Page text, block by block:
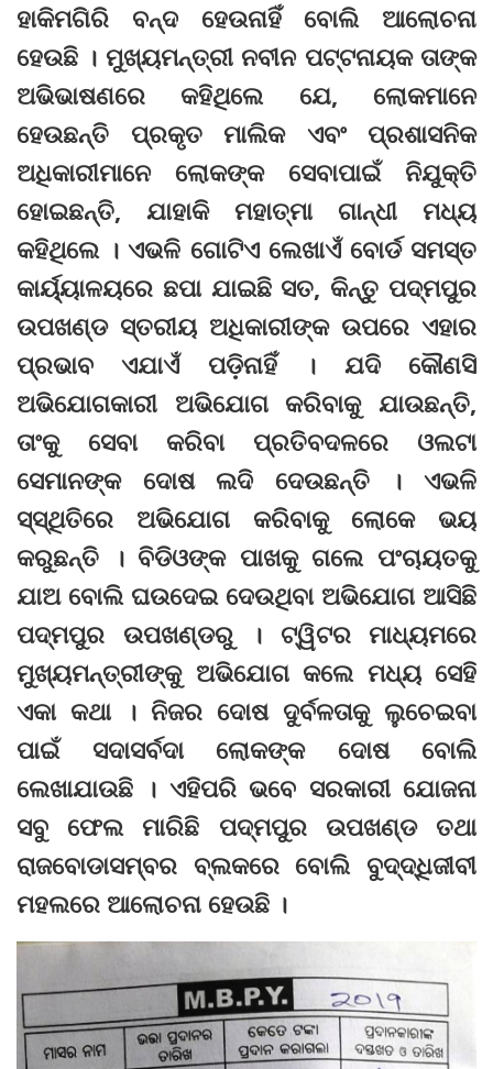
ହାକିମଗିରି ବନ୍ଦ ହେଉନାହିଁ ବୋଲି ଆଲୋଚନା
ହେଉଛି । ମୁଖ୍ୟମନ୍ତ୍ରୀ ନବୀନ ପଟ୍ଟନାୟକ ତାଙ୍କ
ଅଭିଭାଷଣରେ କହିଥିଲେ ଯେ, ଲୋକମାନେ
ହେଉଛନ୍ତି ପ୍ରକୃତ ମାଲିକ ଏବଂ ପ୍ରଶାସନିକ
ଅଧିକାରୀମାନେ ଲୋକଙ୍କ ସେବାପାଇଁ ନିଯୁକ୍ତି
ହୋଇଛନ୍ତି, ଯାହାକି ମହାତ୍ମା ଗାନ୍ଧୀ ମଧ୍ୟ
କହିଥିଲେ । ଏଭଳି ଗୋଟିଏ ଲେଖାଏଁ ବୋର୍ଡ ସମସ୍ତ
କାର୍ୟ୍ୟାଳୟରେ ଛପା ଯାଇଛି ସତ, କିନ୍ତୁ ପଦ୍ମପୁର
ଉପଖଣ୍ଡ ସ୍ତରୀୟ ଅଧିକାରୀଙ୍କ ଉପରେ ଏହାର
ପ୍ରଭାବ ଏଯାଏଁ ପଡ଼ିନାହିଁ । ଯଦି କୌଣସି
ଅଭିଯୋଗକାରୀ ଅଭିଯୋଗ କରିବାକୁ ଯାଉଛ‌ନ୍ତି,
ତାଂକୁ ସେବା କରିବା ପ୍ରତିବଦଳରେ ଓଲଟା
ସେମାନଙ୍କ ଦୋଷ ଲଦି ଦେଉଛନ୍ତି । ଏଭଳି
ସ୍‌ସ୍ଥିତିରେ ଅଭିଯୋଗ କରିବାକୁ ଲୋକେ ଭୟ
କରୁଛନ୍ତି । ବିଡିଓଙ୍କ ପାଖକୁ ଗଲେ ପଂଚାୟତକୁ
ଯାଅ ବୋଲି ଘଉଦେଇ ଦେଉଥିବା ଅଭିଯୋଗ ଆସିଛି
ପଦ୍ମପୁର ଉପଖଣ୍ଡରୁ । ଟ୍ୱିଟର ମାଧ୍ୟମରେ
ମୁଖ୍ୟମନ୍ତ୍ରୀଙ୍କୁ ଅଭିଯୋଗ କଲେ ମଧ୍ୟ ସେହି
ଏକା କଥା । ନିଜର ଦୋଷ ଦୁର୍ବଳତାକୁ ଲୁଚେଇବା
ପାଇଁ ସଦାସର୍ବଦା ଲୋକଙ୍କ ଦୋଷ ବୋଲି
ଲେଖାଯାଉଛି । ଏହିପରି ଭବେ ସରକାରୀ ଯୋଜନା
ସବୁ ଫେଲ ମାରିଛି ପଦ୍ମପୁର ଉପଖଣ୍ଡ ତଥା
ରାଜବୋଡାସମ୍ବର ବ୍ଲକରେ ବୋଲି ବୁଦ୍‌ଦ୍ଧିଜୀବୀ
ମହଲରେ ଆଲୋଚନା ହେଉଛି ।